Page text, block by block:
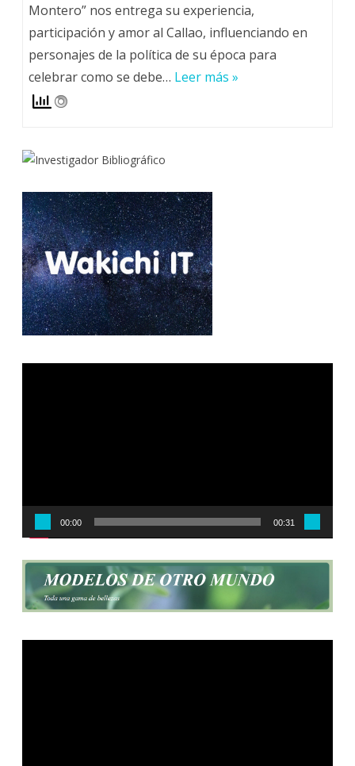
Montero” nos entrega su experiencia,
participación y amor al Callao, influenciando en
personajes de la política de su época para
celebrar como se debe… Leer más »
Reproductor
00:00 00:31
Reproductor